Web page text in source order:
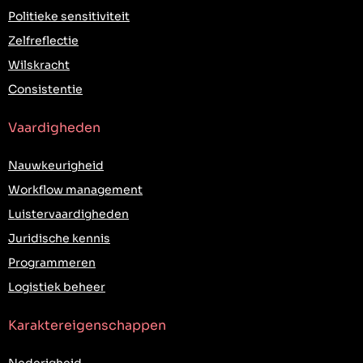
Politieke sensitiviteit
Zelfreflectie
Wilskracht
Consistentie
Vaardigheden
Nauwkeurigheid
Workflow management
Luistervaardigheden
Juridische kennis
Programmeren
Logistiek beheer
Karaktereigenschappen